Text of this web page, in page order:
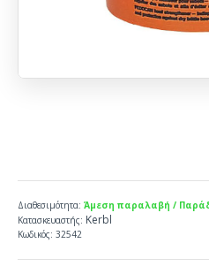
Διαθεσιμότητα: Άμεση παραλαβή /
Κατασκευαστής: Kerbl
Κωδικός: 32542